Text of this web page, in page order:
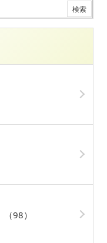
（98）